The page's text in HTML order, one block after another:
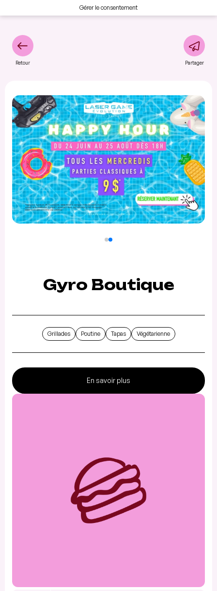
Gérer le consentement
Retour Partager
Gyro Boutique
Grillades Poutine Tapas Végétarienne
En savoir plus